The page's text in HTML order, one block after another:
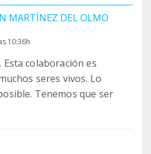
MARTÍNEZ DEL OLMO
10:36h
Esta colaboración es
seres vivos. Lo
Tenemos que ser